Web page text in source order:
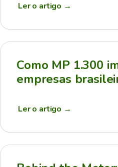
Ler o artigo →
Como MP 1.300
empresas
Ler o artigo →